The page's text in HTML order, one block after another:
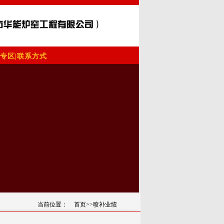
区 联系方式
当前位置： 首页>>喷补业绩